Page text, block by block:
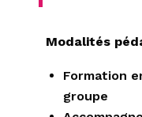
Modalités
Formation
groupe